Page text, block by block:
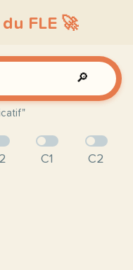
FLE 🚀
🔎
C1 C2